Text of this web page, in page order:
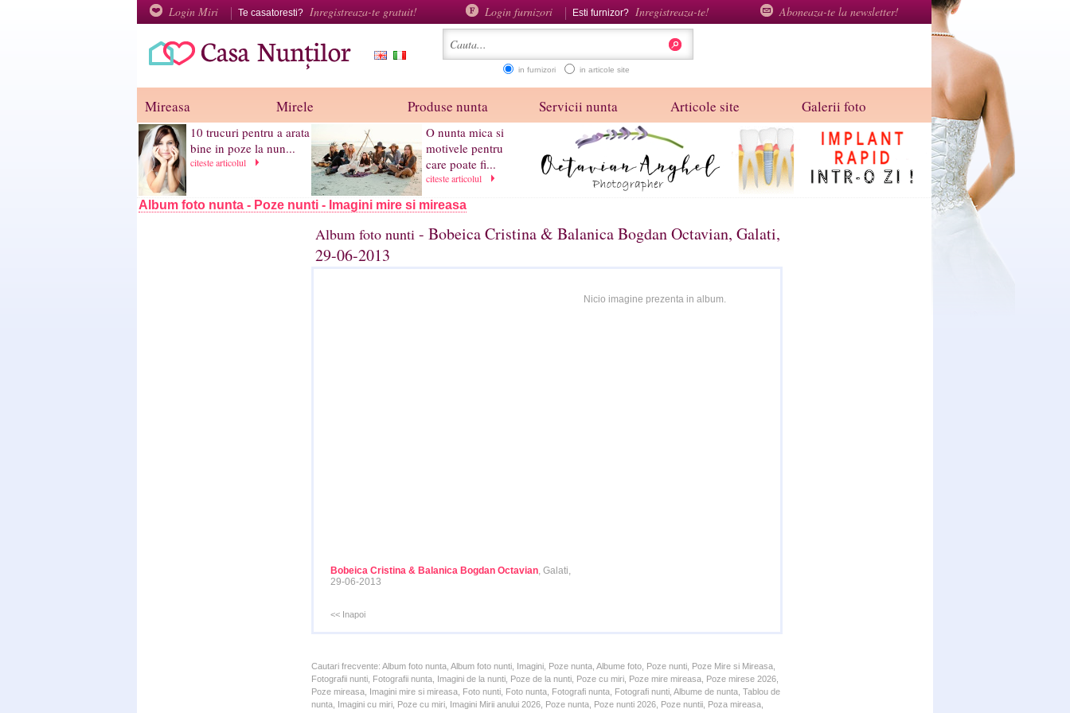
Login Miri Te casatoresti? Inregistreaza-te gratuit! Login furnizori Esti furnizor? Inregistreaza-te! Aboneaza-te la newsletter!
in furnizori in articole site
Mireasa Mirele Produse nunta Servicii nunta Articole site Galerii foto
10 trucuri pentru a arata
bine in poze la nun...
citeste articolul
O nunta mica si
motivele pentru
care poate fi...
citeste articolul
Album foto nunta - Poze nunti - Imagini mire si mireasa
Album foto nunti - Bobeica Cristina & Balanica Bogdan Octavian, Galati,
29-06-2013
Nicio imagine prezenta in album.
Bobeica Cristina & Balanica Bogdan Octavian, Galati,
29-06-2013
<< Inapoi
Cautari frecvente: Album foto nunta, Album foto nunti, Imagini, Poze nunta, Albume foto, Poze nunti, Poze Mire si Mireasa,
Fotografii nunti, Fotografii nunta, Imagini de la nunti, Poze de la nunti, Poze cu miri, Poze mire mireasa, Poze mirese 2026,
Poze mireasa, Imagini mire si mireasa, Foto nunti, Foto nunta, Fotografi nunta, Fotografi nunti, Albume de nunta, Tablou de
nunta, Imagini cu miri, Poze cu miri, Imagini Mirii anului 2026, Poze nunta, Poze nunti 2026, Poze nuntii, Poza mireasa,